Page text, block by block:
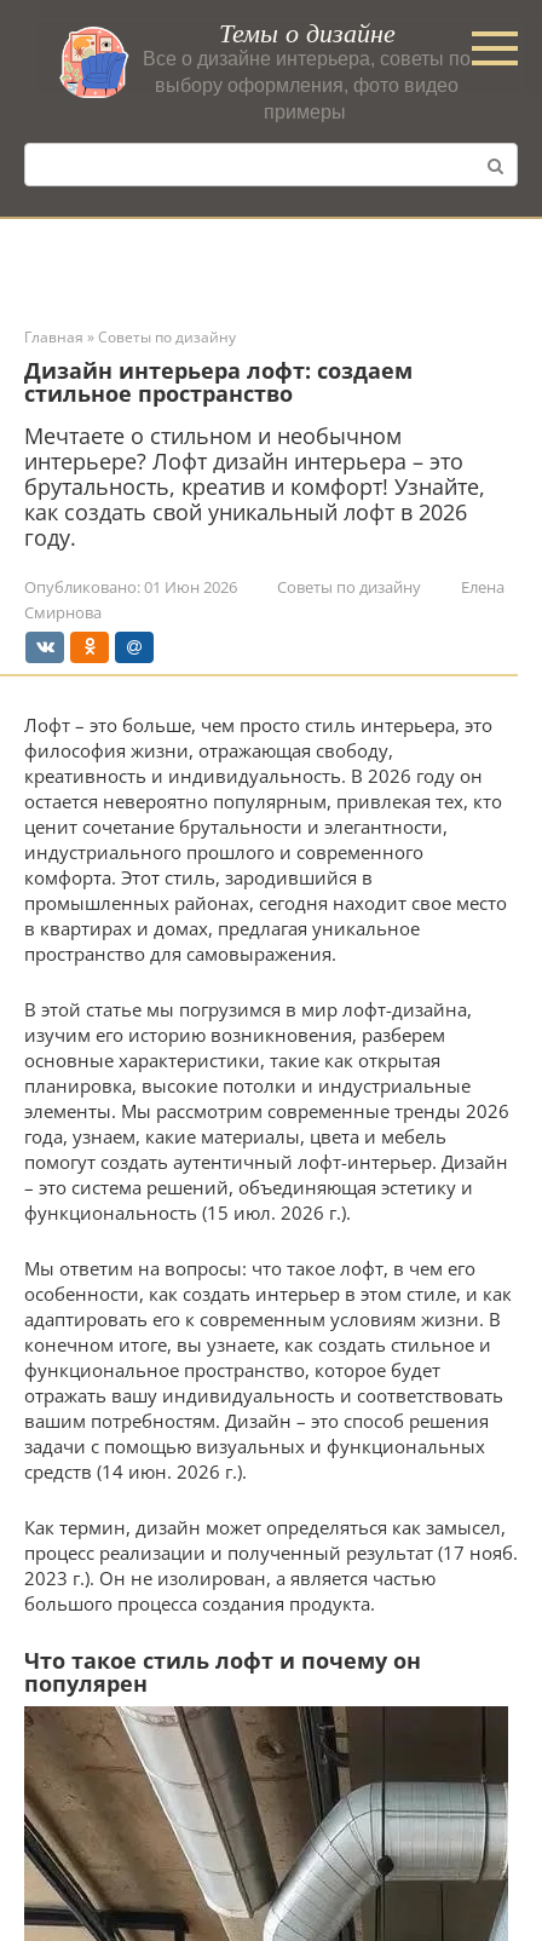
контенту
Темы о дизайне
Все о дизайне интерьера, советы по
выбору оформления, фото видео
примеры
Поиск:
Главная »Советы по дизайну
Дизайн интерьера лофт: создаем
стильное пространство
Мечтаете о стильном и необычном
интерьере? Лофт дизайн интерьера – это
брутальность, креатив и комфорт! Узнайте,
как создать свой уникальный лофт в 2026
году.
Опубликовано:01 Июн 2026 Советы по дизайну
Елена
Смирнова
Лофт – это больше, чем просто стиль интерьера, это
философия жизни, отражающая свободу,
креативность и индивидуальность. В 2026 году он
остается невероятно популярным, привлекая тех, кто
ценит сочетание брутальности и элегантности,
индустриального прошлого и современного
комфорта. Этот стиль, зародившийся в
промышленных районах, сегодня находит свое место
в квартирах и домах, предлагая уникальное
пространство для самовыражения.
В этой статье мы погрузимся в мир лофт-дизайна,
изучим его историю возникновения, разберем
основные характеристики, такие как открытая
планировка, высокие потолки и индустриальные
элементы. Мы рассмотрим современные тренды 2026
года, узнаем, какие материалы, цвета и мебель
помогут создать аутентичный лофт-интерьер. Дизайн
– это система решений, объединяющая эстетику и
функциональность (15 июл. 2026 г.).
Мы ответим на вопросы: что такое лофт, в чем его
особенности, как создать интерьер в этом стиле, и как
адаптировать его к современным условиям жизни. В
конечном итоге, вы узнаете, как создать стильное и
функциональное пространство, которое будет
отражать вашу индивидуальность и соответствовать
вашим потребностям. Дизайн – это способ решения
задачи с помощью визуальных и функциональных
средств (14 июн. 2026 г.).
Как термин, дизайн может определяться как замысел,
процесс реализации и полученный результат (17 нояб.
2023 г.). Он не изолирован, а является частью
большого процесса создания продукта.
Что такое стиль лофт и почему он
популярен